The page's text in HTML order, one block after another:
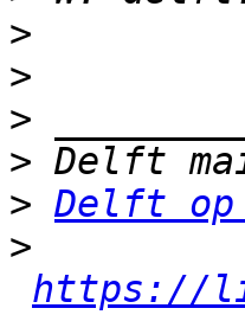
>
>
>
>
> Delft
>
https://